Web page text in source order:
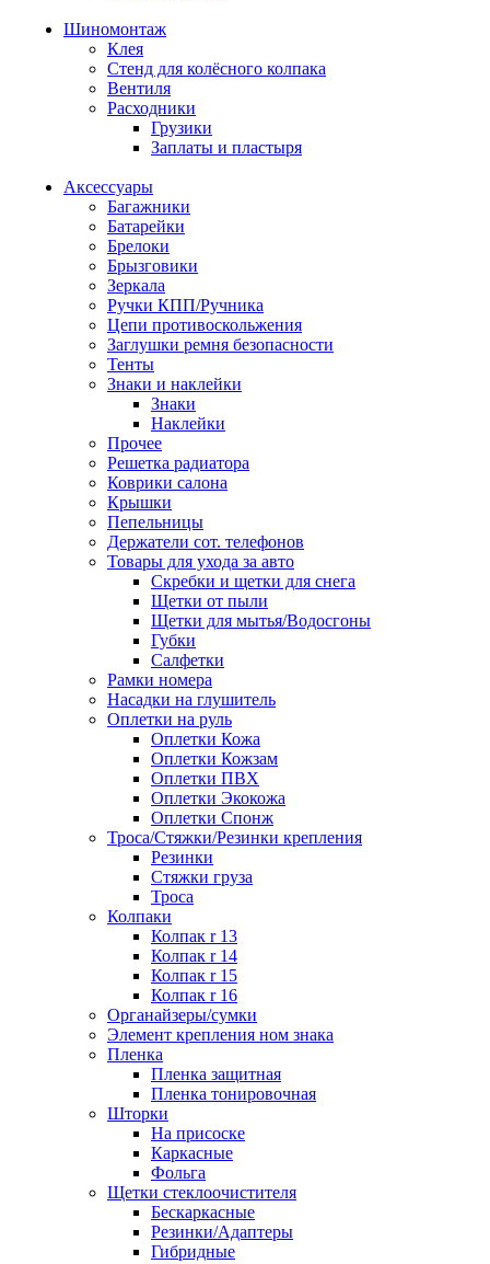
Шиномонтаж
Клея
Стенд для колёсного колпака
Вентиля
Расходники
Грузики
Заплаты и пластыря
Аксессуары
Багажники
Батарейки
Брелоки
Брызговики
Зеркала
Ручки КПП/Ручника
Цепи противоскольжения
Заглушки ремня безопасности
Тенты
Знаки и наклейки
Знаки
Наклейки
Прочее
Решетка радиатора
Коврики салона
Крышки
Пепельницы
Держатели сот. телефонов
Товары для ухода за авто
Скребки и щетки для снега
Щетки от пыли
Щетки для мытья/Водосгоны
Губки
Салфетки
Рамки номера
Насадки на глушитель
Оплетки на руль
Оплетки Кожа
Оплетки Кожзам
Оплетки ПВХ
Оплетки Экокожа
Оплетки Спонж
Троса/Стяжки/Резинки крепления
Резинки
Стяжки груза
Троса
Колпаки
Колпак r 13
Колпак r 14
Колпак r 15
Колпак r 16
Органайзеры/сумки
Элемент крепления ном знака
Пленка
Пленка защитная
Пленка тонировочная
Шторки
На присоске
Каркасные
Фольга
Щетки стеклоочистителя
Бескаркасные
Резинки/Адаптеры
Гибридные